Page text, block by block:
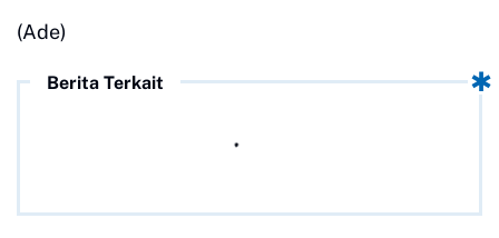
(Ade)
Berita Terkait